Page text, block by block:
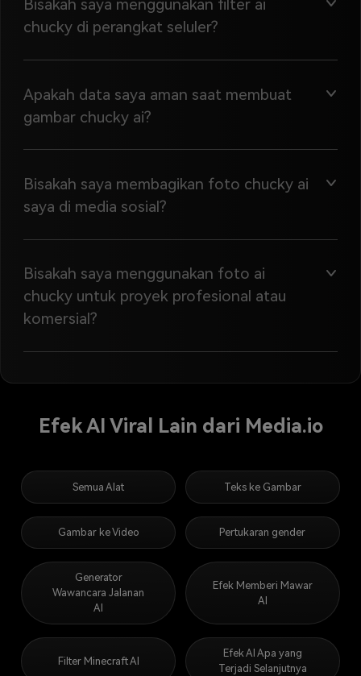
Bisakah saya menggunakan filter ai
chucky di perangkat seluler?
Apakah data saya aman saat membuat
gambar chucky ai?
Bisakah saya membagikan foto chucky ai
saya di media sosial?
Bisakah saya menggunakan foto ai
chucky untuk proyek profesional atau
komersial?
Efek AI Viral Lain dari Media.io
Semua Alat Teks ke Gambar
Gambar ke Video Pertukaran gender
Generator
Wawancara Jalanan
AI
Efek Memberi Mawar
AI
Filter Minecraft AI
Efek AI Apa yang
Terjadi Selanjutnya